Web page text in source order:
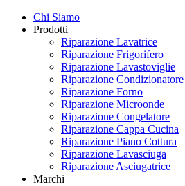
Chi Siamo
Prodotti
Riparazione Lavatrice
Riparazione Frigorifero
Riparazione Lavastoviglie
Riparazione Condizionatore
Riparazione Forno
Riparazione Microonde
Riparazione Congelatore
Riparazione Cappa Cucina
Riparazione Piano Cottura
Riparazione Lavasciuga
Riparazione Asciugatrice
Marchi